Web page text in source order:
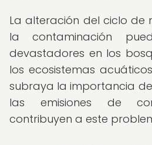
La alteración del ciclo de
la contaminación
devastadores en los
los ecosistemas
subraya la importancia
las emisiones de
contribuyen a este